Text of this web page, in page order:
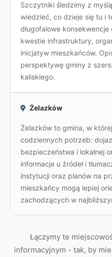
Szczytniki śledzimy z
wiedzieć, co dzieje się tu i
długofalowe
kwestie infrastruktury,
inicjatyw mieszkańców.
perspektywę gminy z
kaliskiego.
Żelazków
Żelazków to gmina, w
codziennych potrzeb:
bezpieczeństwa i lokalnej
informacje u źródeł i
instytucji oraz planów na
mieszkańcy mogą lepiej
zachodzących w
Łączymy te
informacyjnym - tak, by